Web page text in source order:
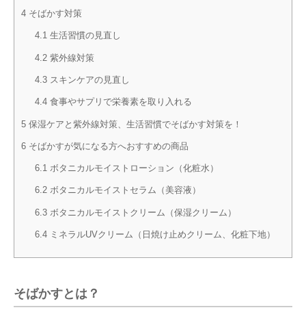
4 そばかす対策
4.1生活習慣の見直し
4.2紫外線対策
4.3スキンケアの見直し
4.4食事やサプリで栄養素を取り入れる
5 保湿ケアと紫外線対策、生活習慣でそばかす対策を！
6 そばかすが気になる方へおすすめの商品
6.1ボタニカルモイストローション（化粧水）
6.2ボタニカルモイストセラム（美容液）
6.3ボタニカルモイストクリーム（保湿クリーム）
6.4ミネラルUVクリーム（日焼け止めクリーム、化粧下地）
そばかすとは？